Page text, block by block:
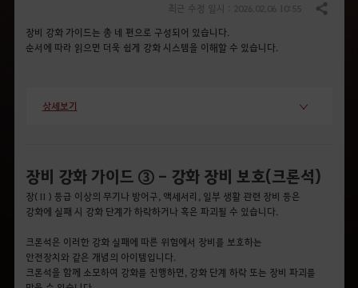
공유하기
장비 강화 가이드는 총 네 편으로 구성되어 있습니다.
순서에 따라 읽으면 더욱 쉽게 강화 시스템을 이해할 수 있습니다.
상세보기
장비 강화 가이드 ③ - 강화 장비 보호(크론석)
장(Ⅱ) 등급 이상의 무기나 방어구, 액세서리, 일부 생활 관련 장비 등은
강화에 실패 시 강화 단계가 하락하거나 혹은 파괴될 수 있습니다.
크론석은 이러한 강화 실패에 따른 위험에서 장비를 보호하는
안전장치와 같은 개념의 아이템입니다.
크론석을 함께 소모하여 강화를 진행하면, 강화 단계 하락 또는 장비 파괴를